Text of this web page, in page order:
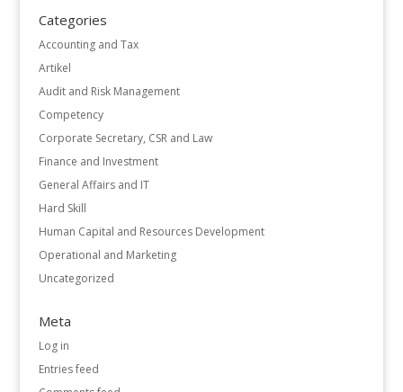
Categories
Accounting and Tax
Artikel
Audit and Risk Management
Competency
Corporate Secretary, CSR and Law
Finance and Investment
General Affairs and IT
Hard Skill
Human Capital and Resources Development
Operational and Marketing
Uncategorized
Meta
Log in
Entries feed